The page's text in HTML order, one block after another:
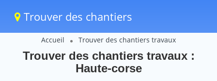
Trouver des chantiers
Accueil Trouver des chantiers travaux
Trouver des chantiers travaux :
Haute-corse